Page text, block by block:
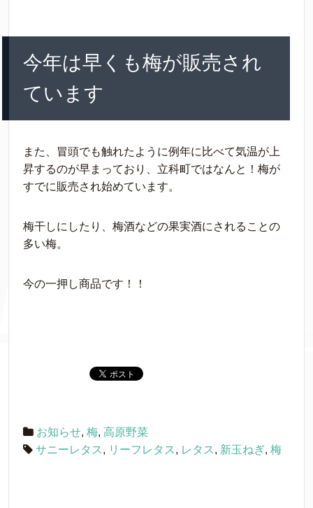
今年は早くも梅が販売され
ています
また、冒頭でも触れたように例年に比べて気温が上
昇するのが早まっており、立科町ではなんと！梅が
すでに販売され始めています。
梅干しにしたり、梅酒などの果実酒にされることの
多い梅。
今の一押し商品です！！
お知らせ, 梅, 高原野菜
サニーレタス, リーフレタス, レタス, 新玉ねぎ, 梅